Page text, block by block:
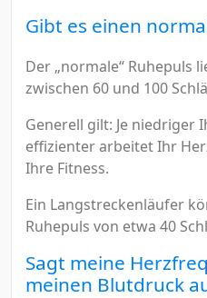
Gibt es einen
Der „normale“ Ruhepuls
zwischen 60 und 100
Generell gilt: Je niedriger
effizienter arbeitet Ihr
Ihre Fitness.
Ein Langstreckenläufer
Ruhepuls von etwa 40
Sagt meine
meinen Blutdruck